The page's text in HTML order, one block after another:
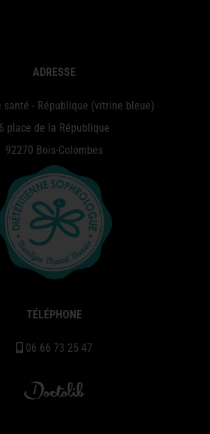
ADRESSE
santé - République (vitrine bleue)
6 place de la République
92270 Bois-Colombes
TÉLÉPHONE
06 66 73 25 47